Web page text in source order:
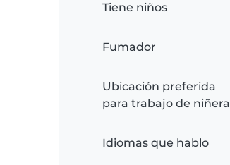
Tiene niños
Fumador
Ubicación preferida
para trabajo de niñera
Idiomas que hablo